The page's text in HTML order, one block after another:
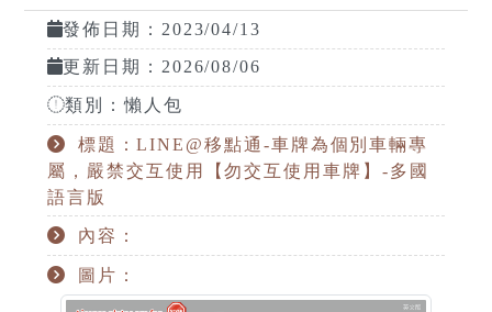
發佈日期：2023/04/13
更新日期：2026/08/06
類別：懶人包
標題：LINE@移點通-車牌為個別車輛專
屬，嚴禁交互使用【勿交互使用車牌】-多國
語言版
內容：
圖片：